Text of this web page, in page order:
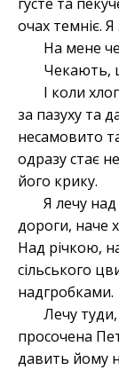
густе та
очах темніє.
На мене
Чекають,
І коли
за пазуху та
несамовито
одразу стає
його крику.
Я лечу
дороги, наче
Над річкою,
сільського
надгробками.
Лечу
просочена
давить йому